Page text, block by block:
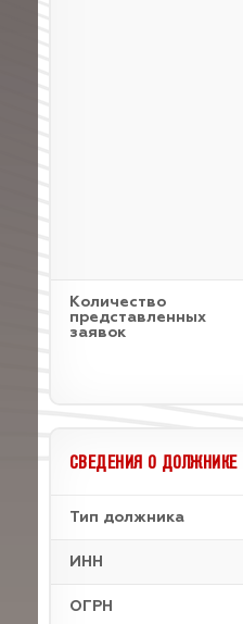
Количество
представленных
заявок
СВЕДЕНИЯ О ДОЛЖНИКЕ
Тип должника
ИНН
ОГРН